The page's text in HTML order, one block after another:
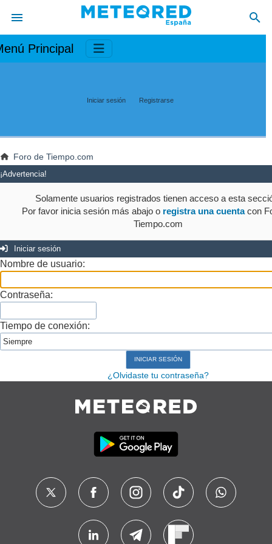
Principal
Iniciar sesión Registrarse
Foro de Tiempo.com
¡Advertencia!
Solamente usuarios registrados tienen acceso a esta
Por favor inicia sesión más abajo o registra una cuentacon
Tiempo.com
Iniciar sesión
Nombre de usuario:
Contraseña:
Tiempo de conexión:
¿Olvidaste tu contraseña?